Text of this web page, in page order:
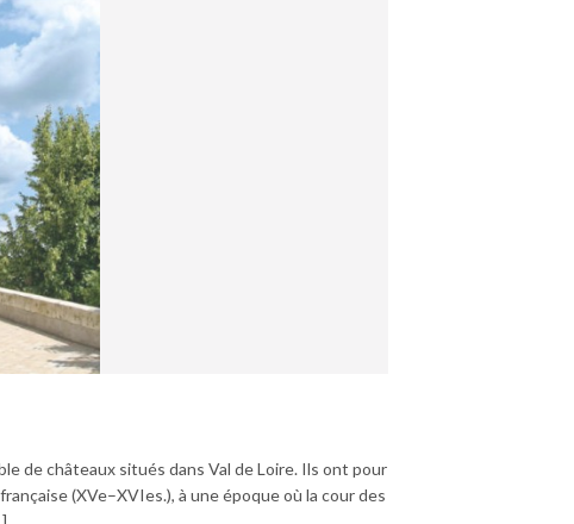
de châteaux situés dans Val de Loire. Ils ont pour
(XVe–XVIes.), à une époque où la cour des